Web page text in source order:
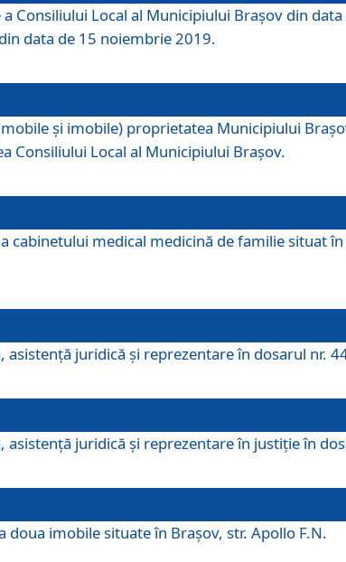
Consiliului Local al Municipiului Brașov din
data de 15 noiembrie 2019.
și imobile) proprietatea Municipiului
Consiliului Local al Municipiului Brașov.
medical medicină de familie situat
juridică şi reprezentare în dosarul nr.
juridică şi reprezentare în justiţie în
imobile situate în Brașov, str. Apollo F.N.